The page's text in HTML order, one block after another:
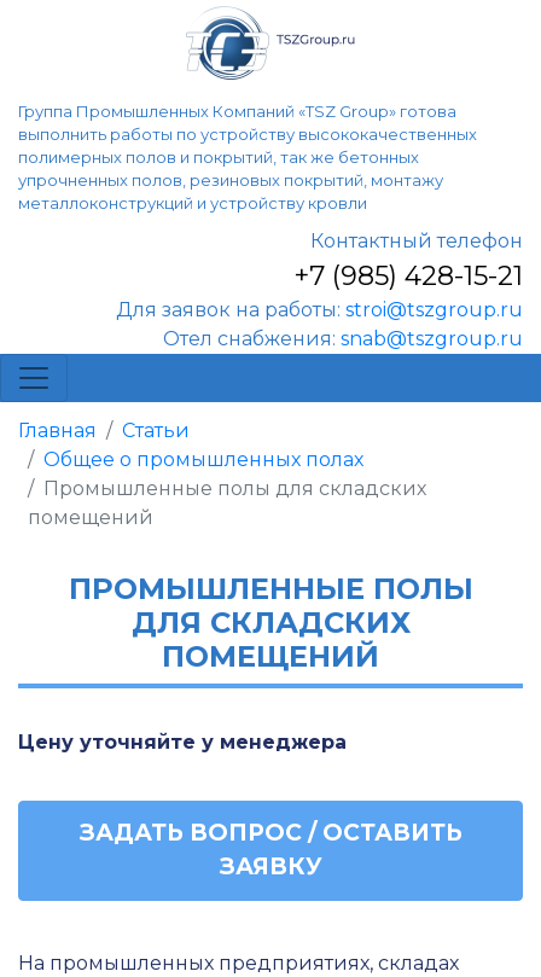
Группа Промышленных Компаний «TSZ Group» готова
выполнить работы по устройству высококачественных
полимерных полов и покрытий, так же бетонных
упрочненных полов, резиновых покрытий, монтажу
металлоконструкций и устройству кровли
Контактный телефон
+7 (985) 428-15-21
Для заявок на работы: stroi@tszgroup.ru
Отел снабжения: snab@tszgroup.ru
Главная
Статьи
Общее о промышленных полах
Промышленные полы для складских
помещений
ПРОМЫШЛЕННЫЕ ПОЛЫ
ДЛЯ СКЛАДСКИХ
ПОМЕЩЕНИЙ
Цену уточняйте у менеджера
ЗАДАТЬ ВОПРОС / ОСТАВИТЬ
ЗАЯВКУ
На промышленных предприятиях, складах